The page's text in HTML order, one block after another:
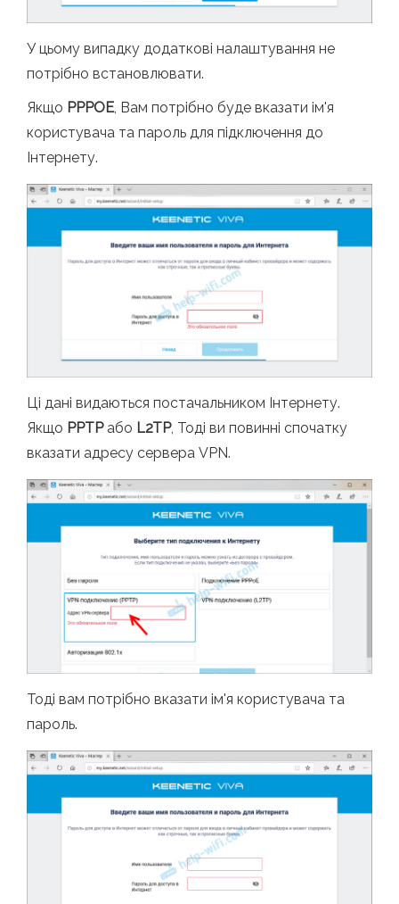
У цьому випадку додаткові налаштування не
потрібно встановлювати.
Якщо PPPOE , Вам потрібно буде вказати ім'я
користувача та пароль для підключення до
Інтернету.
Ці дані видаються постачальником Інтернету.
Якщо PPTPабо L2TP, Тоді ви повинні спочатку
вказати адресу сервера VPN.
Тоді вам потрібно вказати ім'я користувача та
пароль.